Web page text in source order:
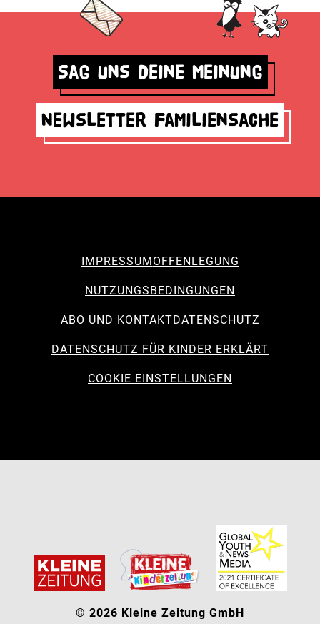
Sag uns deine Meinung
Newsletter Familiensache
IMPRESSUM OFFENLEGUNG
NUTZUNGSBEDINGUNGEN
ABO UND KONTAKTDATENSCHUTZ
DATENSCHUTZ FÜR KINDER ERKLÄRT
COOKIE EINSTELLUNGEN
© 2026 Kleine Zeitung GmbH